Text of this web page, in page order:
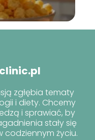
zgłębia tematy
i diety. Chcemy
i sprawiać, by
stały się
codziennym życiu.